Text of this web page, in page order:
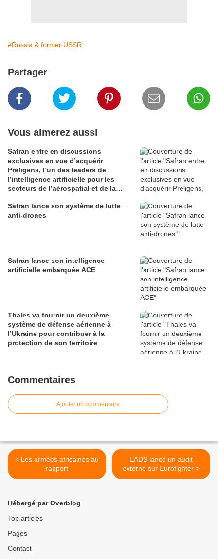
#Russia & former USSR
Partager
Vous aimerez aussi
Safran entre en discussions
exclusives en vue d’acquérir
Preligens, l’un des leaders de
l’intelligence artificielle pour les
secteurs de l’aérospatial et de la
Safran lance son système de lutte
anti-drones
Safran lance son intelligence
artificielle embarquée ACE
Thales va fournir un deuxième
système de défense aérienne à
l’Ukraine pour contribuer à la
protection de son territoire
Commentaires
Ajouter un commentaire
< Les armées africaines au
rapport
EADS lance un audit
externe sur Eurofighter >
Hébergé par Overblog
Top articles
Pages
Contact